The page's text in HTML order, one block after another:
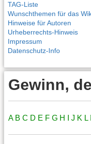
TAG-Liste
Wunschthemen für das
Hinweise für Autoren
Urheberrechts-Hinweis
Impressum
Datenschutz-Info
Gewinn,
A B C D E F G H J K L